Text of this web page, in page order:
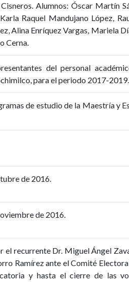
Alumnos: Óscar Martín
Raquel Mandujano López,
Alina Enríquez Vargas, Mariela
Cerna.
del personal
para el periodo 2017-2019.
de estudio de la Maestría y
de 2016.
de 2016.
recurrente Dr. Miguel Ángel
Ramírez ante el Comité
y hasta el cierre de las